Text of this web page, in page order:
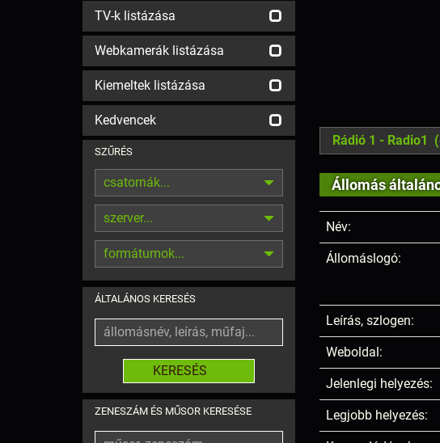
TV-k listázása
Webkamerák listázása
Kiemeltek listázása
Kedvencek
SZŰRÉS
csatornák...
szerver...
formátumok...
ÁLTALÁNOS KERESÉS
KERESÉS
ZENESZÁM ÉS MŰSOR KERESÉSE
Rádió 1 - Radio1
Állomás
Név:
Állomáslogó:
Leírás, szlogen:
Weboldal:
Jelenlegi helyezés:
Legjobb helyezés: